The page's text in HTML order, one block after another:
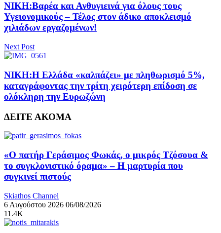
ΝΙΚΗ:Βαρέα και Ανθυγιεινά για όλους τους
Υγειονομικούς – Τέλος στον άδικο αποκλεισμό
χιλιάδων εργαζομένων!
Next Post
ΝΙΚΗ:Η Ελλάδα «καλπάζει» με πληθωρισμό 5%,
καταγράφοντας την τρίτη χειρότερη επίδοση σε
ολόκληρη την Ευρωζώνη
ΔΕΙΤΕ ΑΚΟΜΑ
«Ο πατήρ Γεράσιμος Φωκάς, ο μικρός Τζόσουα &
το συγκλονιστικό όραμα» – Η μαρτυρία που
συγκινεί πιστούς
Skiathos Channel
6 Αυγούστου 2026 06/08/2026
11.4K